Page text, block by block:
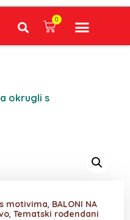
0
okrugli s
motivima BALONI NA
Tematski rođendani